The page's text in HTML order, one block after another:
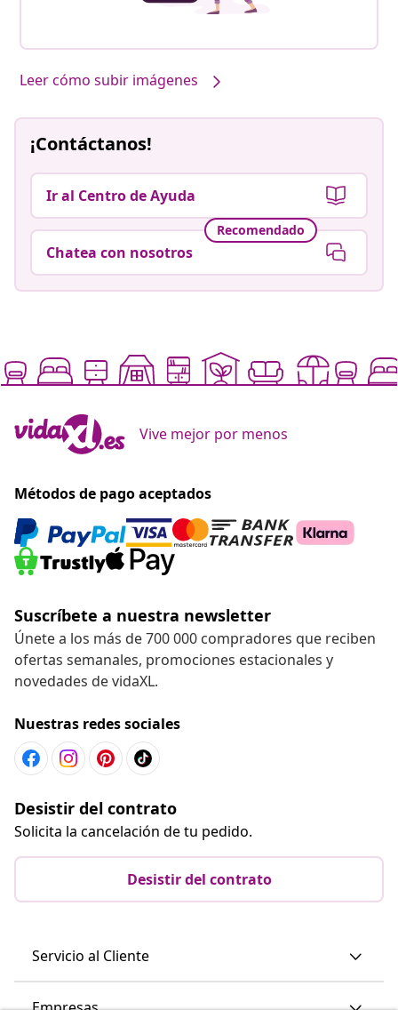
Leer cómo subir imágenes
¡Contáctanos!
Ir al Centro de Ayuda
Recomendado
Chatea con nosotros
Vive mejor por menos
Métodos de pago aceptados
Suscríbete a nuestra newsletter
Únete a los más de 700 000 compradores que reciben
ofertas semanales, promociones estacionales y
novedades de vidaXL.
Nuestras redes sociales
Desistir del contrato
Solicita la cancelación de tu pedido.
Desistir del contrato
Servicio al Cliente